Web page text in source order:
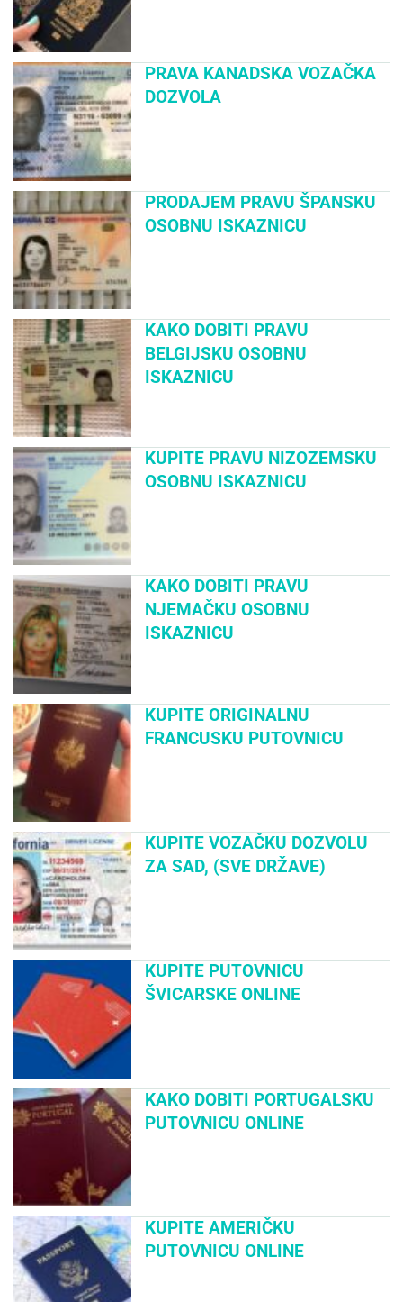
PRAVA KANADSKA VOZAČKA
DOZVOLA
PRODAJEM PRAVU ŠPANSKU
OSOBNU ISKAZNICU
KAKO DOBITI PRAVU
BELGIJSKU OSOBNU
ISKAZNICU
KUPITE PRAVU NIZOZEMSKU
OSOBNU ISKAZNICU
KAKO DOBITI PRAVU
NJEMAČKU OSOBNU
ISKAZNICU
KUPITE ORIGINALNU
FRANCUSKU PUTOVNICU
KUPITE VOZAČKU DOZVOLU
ZA SAD, (SVE DRŽAVE)
KUPITE PUTOVNICU
ŠVICARSKE ONLINE
KAKO DOBITI PORTUGALSKU
PUTOVNICU ONLINE
KUPITE AMERIČKU
PUTOVNICU ONLINE